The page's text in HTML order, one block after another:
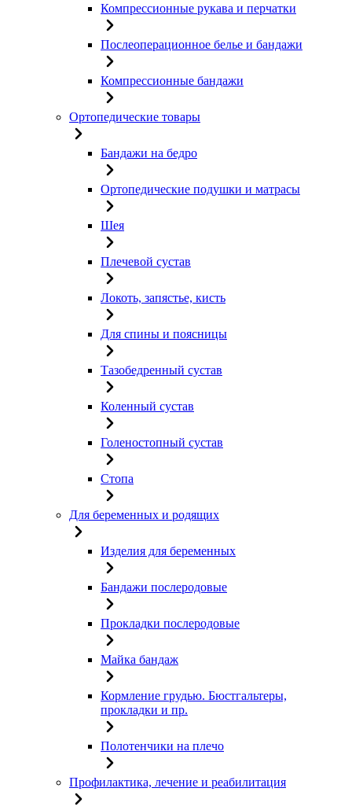
Компрессионные рукава и перчатки
Послеоперационное белье и бандажи
Компрессионные бандажи
Ортопедические товары
Бандажи на бедро
Ортопедические подушки и матрасы
Шея
Плечевой сустав
Локоть, запястье, кисть
Для спины и поясницы
Тазобедренный сустав
Коленный сустав
Голеностопный сустав
Стопа
Для беременных и родящих
Изделия для беременных
Бандажи послеродовые
Прокладки послеродовые
Майка бандаж
Кормление грудью. Бюстгальтеры,
прокладки и пр.
Полотенчики на плечо
Профилактика, лечение и реабилитация